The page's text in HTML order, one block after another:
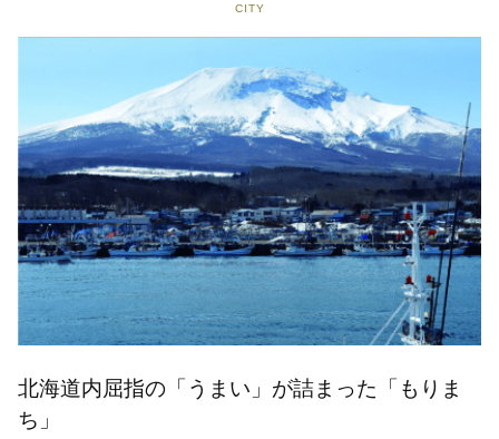
北海道内屈指の「うまい」が詰まった「もりま
ち」